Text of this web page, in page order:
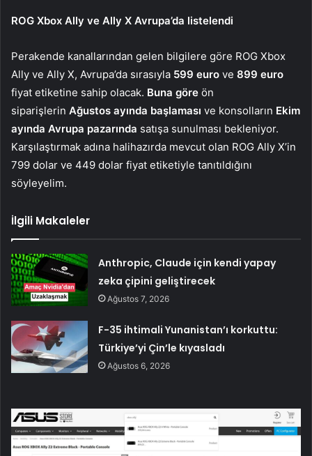
ROG Xbox Ally ve Ally X Avrupa’da listelendi
Perakende kanallarından gelen bilgilere göre ROG Xbox
Ally ve Ally X, Avrupa’da sırasıyla 599 euro ve 899 euro
fiyat etiketine sahip olacak. Buna göre ön
siparişlerin Ağustos ayında başlaması ve konsolların Ekim
ayında Avrupa pazarında satışa sunulması bekleniyor.
Karşılaştırmak adına halihazırda mevcut olan ROG Ally X’in
799 dolar ve 449 dolar fiyat etiketiyle tanıtıldığını
söyleyelim.
İlgili Makaleler
Anthropic, Claude için kendi yapay
zeka çipini geliştirecek
Ağustos 7, 2026
F-35 ihtimali Yunanistan’ı korkuttu:
Türkiye’yi Çin’le kıyasladı
Ağustos 6, 2026